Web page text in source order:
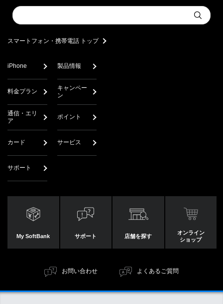
Conduct
a
Submit
スマートフォン・携帯電話 トップ
iPhone 製品情報
料金プラン
キャンペー
ン
通信・エリ
ア
ポイント
カード サービス
サポート
My SoftBank サポート 店舗を探す
オンライン
ショップ
お問い合わせ よくあるご質問